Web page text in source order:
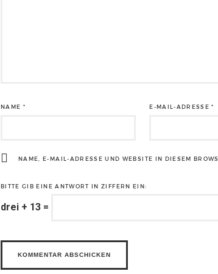
NAME * E-MAIL-ADRESSE*
NAME, E-MAIL-ADRESSE UND WEBSITE IN DIESEM
BITTE GIB EINE ANTWORT IN ZIFFERN EIN:
drei + 13 =